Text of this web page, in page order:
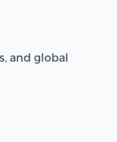
and global